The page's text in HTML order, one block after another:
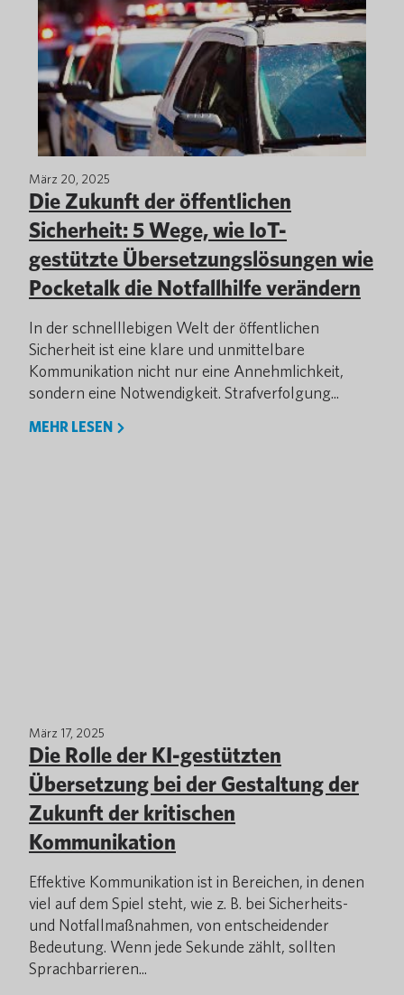
März 20, 2025
Die Zukunft der öffentlichen
Sicherheit: 5 Wege, wie IoT-
gestützte Übersetzungslösungen wie
Pocketalk die Notfallhilfe verändern
In der schnelllebigen Welt der öffentlichen
Sicherheit ist eine klare und unmittelbare
Kommunikation nicht nur eine Annehmlichkeit,
sondern eine Notwendigkeit. Strafverfolgung...
MEHR LESEN
März 17, 2025
Die Rolle der KI-gestützten
Übersetzung bei der Gestaltung der
Zukunft der kritischen
Kommunikation
Effektive Kommunikation ist in Bereichen, in denen
viel auf dem Spiel steht, wie z. B. bei Sicherheits-
und Notfallmaßnahmen, von entscheidender
Bedeutung. Wenn jede Sekunde zählt, sollten
Sprachbarrieren...